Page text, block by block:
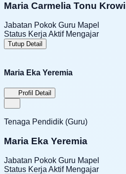
Maria Carmelia Tonu
Jabatan Pokok Guru Mapel
Status Kerja Aktif Mengajar
Tutup Detail
Maria Eka Yeremia
Profil Detail
Tenaga Pendidik (Guru)
Maria Eka Yeremia
Jabatan Pokok Guru Mapel
Status Kerja Aktif Mengajar